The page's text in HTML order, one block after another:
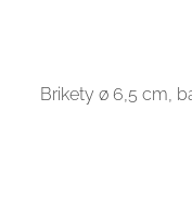
Brikety ø 6,5 cm,